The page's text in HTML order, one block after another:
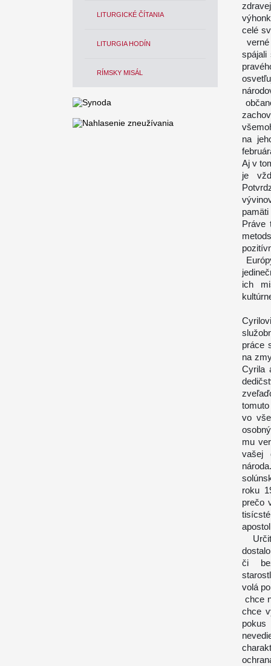
LITURGICKÉ ČÍTANIA
LITURGIA HODÍN
RÍMSKY MISÁL
celé
na
Aj v
je
Práve
ich
práce
na
Cyrila
vo
mu
vašej
roku
prečo
či
volá
chce
chce